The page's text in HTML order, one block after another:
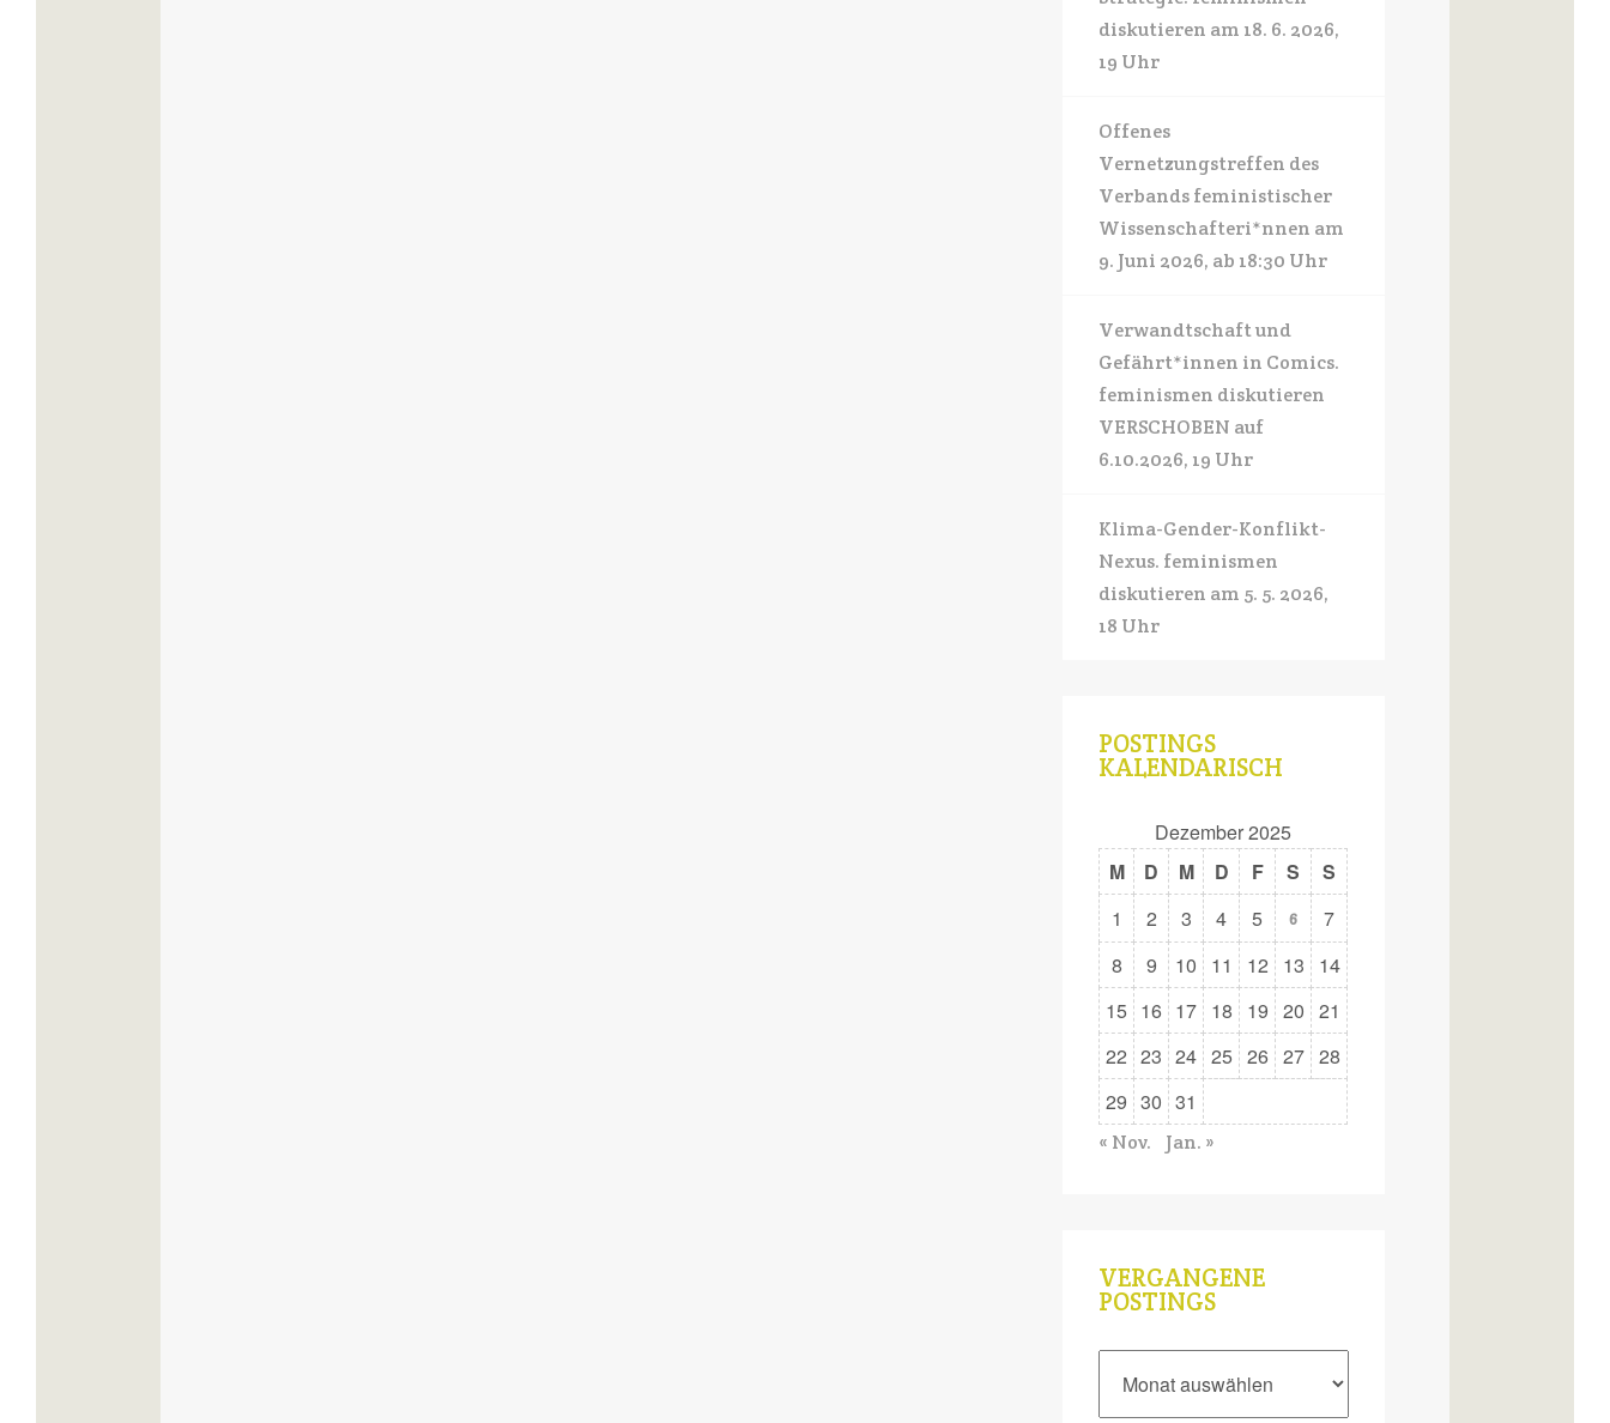
diskutieren am 18. 6. 2026,
19 Uhr
Offenes
Vernetzungstreffen des
Verbands feministischer
Wissenschafteri*nnen am
9. Juni 2026, ab 18:30 Uhr
Verwandtschaft und
Gefährt*innen in Comics.
feminismen diskutieren
VERSCHOBEN auf
6.10.2026, 19 Uhr
Klima-Gender-Konflikt-
Nexus. feminismen
diskutieren am 5. 5. 2026,
18 Uhr
POSTINGS
KALENDARISCH
Dezember 2025
M
D M D F S
S
1
2 3 4 5 6
7
8
9 10 11 12 13
14
15 16 17 18 19 20 21
22 23 24 25 26 27 28
29 30 31
« Nov. Jan. »
VERGANGENE
POSTINGS
Postings